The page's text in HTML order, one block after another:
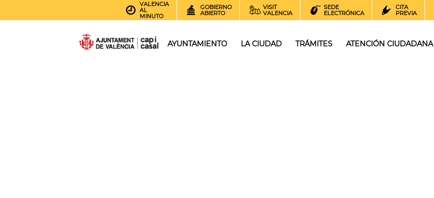
VALENCIA
AL
MINUTO
GOBIERNO
ABIERTO
VISIT
VALENCIA
SEDE
ELECTRÓNICA
CITA
PREVIA
AYUNTAMIENTO LA CIUDAD TRÁMITES ATENCIÓN CIUDADANA